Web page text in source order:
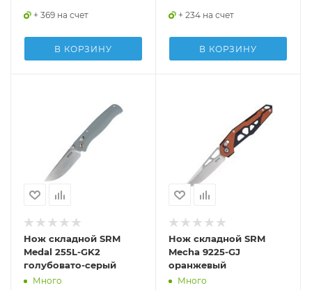
+ 369 на счет
В КОРЗИНУ
+ 234 на счет
В КОРЗИНУ
Нож складной SRM
Medal 255L-GK2
голубовато-серый
Много
Нож складной SRM
Mecha 9225-GJ
оранжевый
Много